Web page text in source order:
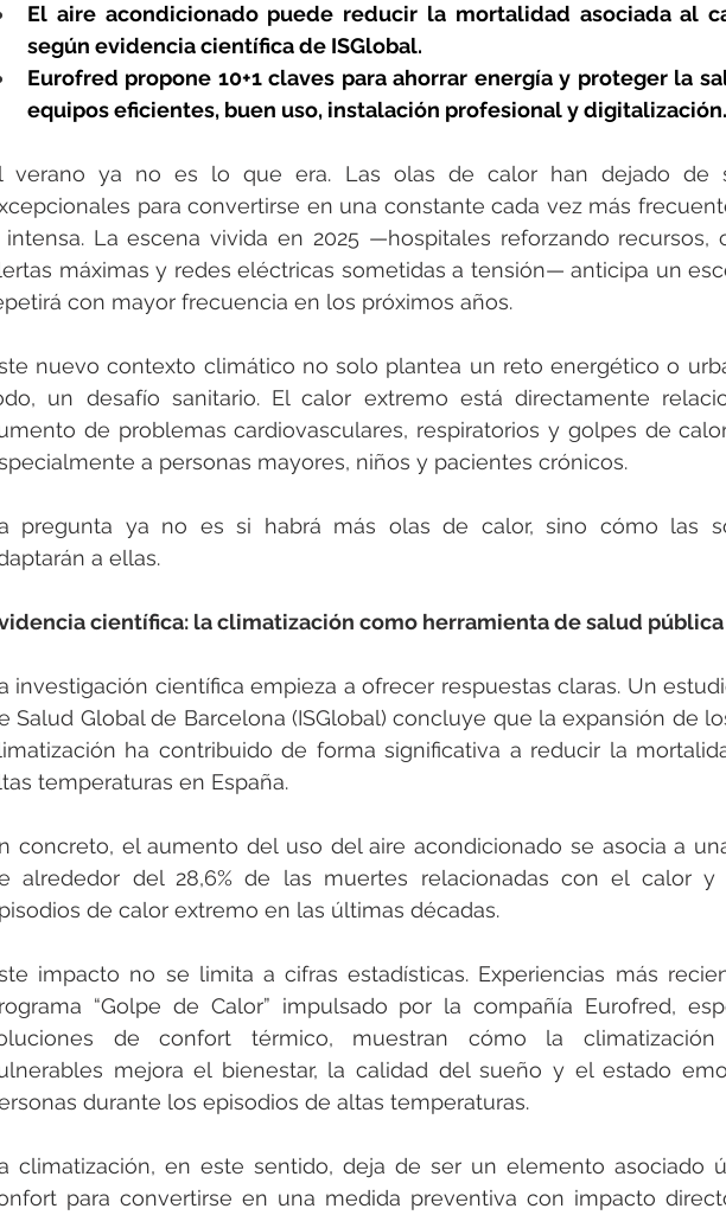
P065000 elektrotools-P040000 elektrotools-P059000 elektrotools-
elektrotools-P052000 elektrotools-P064000
elektrotools-P046000
El aire acondicionado puede reducir la mortalidad asociada al
según evidencia científica de ISGlobal.
Eurofred propone 10+1 claves para ahorrar energía y proteger la
equipos eficientes, buen uso, instalación profesional y digitalización.
verano ya no es lo que era. Las olas de calor han dejado de
para convertirse en una constante cada vez más
La escena vivida en 2025 —hospitales reforzando recursos,
máximas y redes eléctricas sometidas a tensión— anticipa un
con mayor frecuencia en los próximos años.
nuevo contexto climático no solo plantea un reto energético o
un desafío sanitario. El calor extremo está directamente
de problemas cardiovasculares, respiratorios y golpes de
a personas mayores, niños y pacientes crónicos.
pregunta ya no es si habrá más olas de calor, sino cómo las
a ellas.
científica: la climatización como herramienta de salud pública
investigación científica empieza a ofrecer respuestas claras. Un
Salud Global de Barcelona (ISGlobal) concluye que la expansión de
ha contribuido de forma significativa a reducir la
temperaturas en España.
concreto, el aumento del uso del aire acondicionado se asocia a
alrededor del 28,6% de las muertes relacionadas con el calor y
de calor extremo en las últimas décadas.
impacto no se limita a cifras estadísticas. Experiencias más
“Golpe de Calor” impulsado por la compañía Eurofred,
de confort térmico, muestran cómo la
mejora el bienestar, la calidad del sueño y el estado
durante los episodios de altas temperaturas.
climatización, en este sentido, deja de ser un elemento asociado
para convertirse en una medida preventiva con impacto